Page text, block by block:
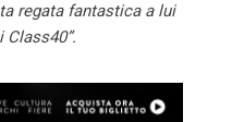
regata fantastica a lui